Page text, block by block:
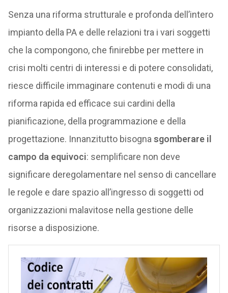
Senza una riforma strutturale e profonda dell’intero
impianto della PA e delle relazioni tra i vari soggetti
che la compongono, che finirebbe per mettere in
crisi molti centri di interessi e di potere consolidati,
riesce difficile immaginare contenuti e modi di una
riforma rapida ed efficace sui cardini della
pianificazione, della programmazione e della
progettazione. Innanzitutto bisogna sgomberare il
campo da equivoci: semplificare non deve
significare deregolamentare nel senso di cancellare
le regole e dare spazio all’ingresso di soggetti od
organizzazioni malavitose nella gestione delle
risorse a disposizione.